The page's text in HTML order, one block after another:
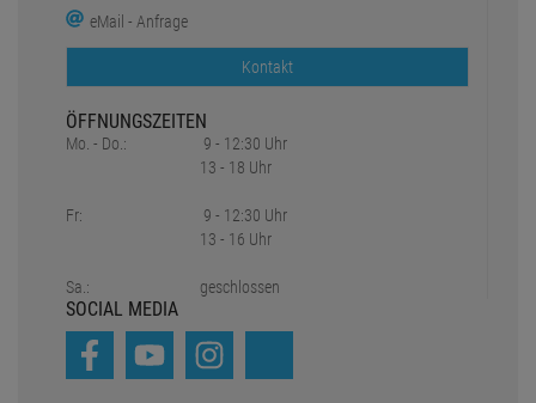
eMail - Anfrage
Kontakt
ÖFFNUNGSZEITEN
Mo. - Do.:
Fr:
Sa.:
9 - 12:30 Uhr
13 - 18 Uhr
9 - 12:30 Uhr
13 - 16 Uhr
geschlossen
SOCIAL MEDIA